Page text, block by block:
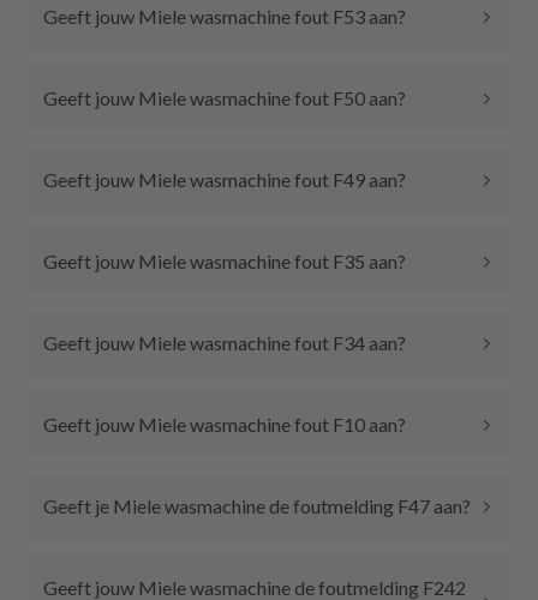
Geeft jouw Miele wasmachine fout F53 aan?
Geeft jouw Miele wasmachine fout F50 aan?
Geeft jouw Miele wasmachine fout F49 aan?
Geeft jouw Miele wasmachine fout F35 aan?
Geeft jouw Miele wasmachine fout F34 aan?
Geeft jouw Miele wasmachine fout F10 aan?
Geeft je Miele wasmachine de foutmelding F47 aan?
Geeft jouw Miele wasmachine de foutmelding F242